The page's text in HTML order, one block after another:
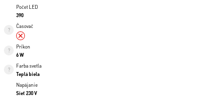
Počet LED
390
Časovač
Príkon
6 W
Farba svetla
Teplá biela
Napájanie
Sieť 230 V